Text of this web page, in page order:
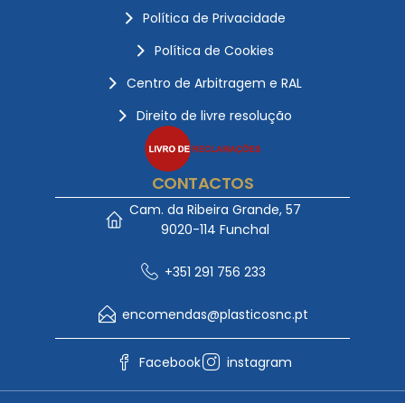
Política de Privacidade
Política de Cookies
Centro de Arbitragem e RAL
Direito de livre resolução
CONTACTOS
Cam. da Ribeira Grande, 57
9020-114 Funchal
+351 291 756 233
encomendas@plasticosnc.pt
Facebook instagram